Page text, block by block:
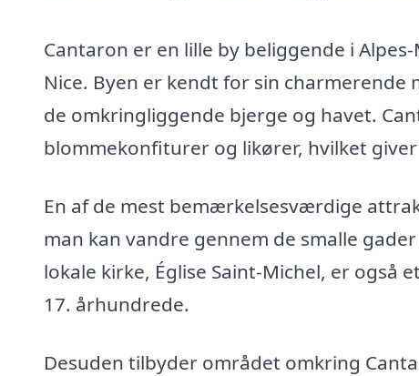
Cantaron er en lille by beliggende i
Nice. Byen er kendt for sin
de omkringliggende bjerge og havet.
blommekonfiturer og likører, hvilket
En af de mest bemærkelsesværdige
man kan vandre gennem de smalle
lokale kirke, Église Saint-Michel, er
17. århundrede.
Desuden tilbyder området omkring